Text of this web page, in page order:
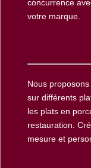
concurrence
votre marque.
Nous
sur différents
les plats en
restauration.
mesure et